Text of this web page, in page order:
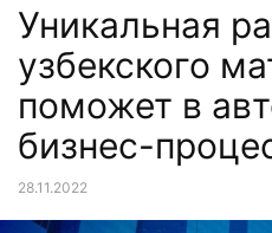
Уникальная
узбекского
поможет в
бизнес-
28.11.2022